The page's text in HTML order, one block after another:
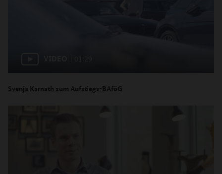
Svenja Karnath zum Aufstiegs-BAföG